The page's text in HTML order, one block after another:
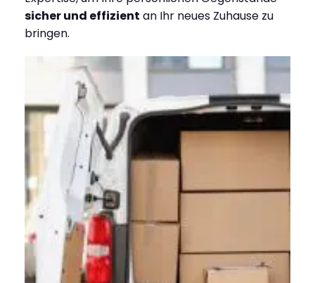
sicher und effizient an Ihr neues Zuhause zu
bringen.